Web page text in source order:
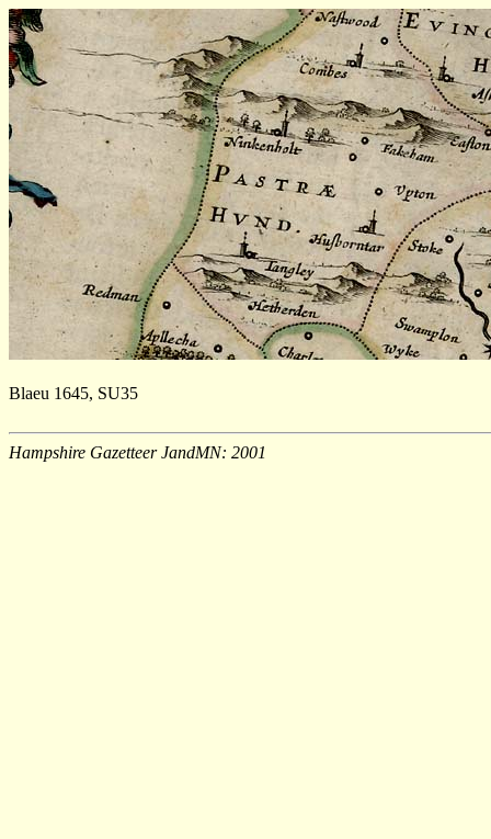
Blaeu 1645, SU35
Hampshire Gazetteer JandMN: 2001